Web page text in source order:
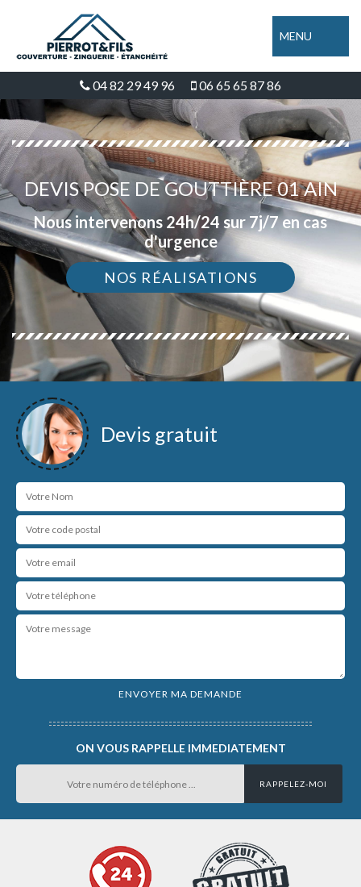
MENU
04 82 29 49 96 06 65 65 87 86
DEVIS POSE DE GOUTTIÈRE 01 AIN
Nous intervenons 24h/24 sur 7j/7 en cas
d'urgence
NOS RÉALISATIONS
Devis gratuit
ON VOUS RAPPELLE IMMEDIATEMENT